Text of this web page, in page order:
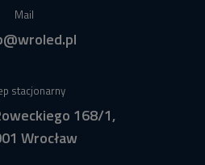
Mail
stacjonarny
168/1,
Wrocław